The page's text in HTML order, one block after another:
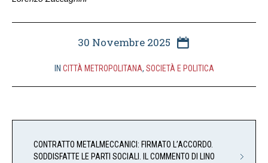
30 Novembre 2025
IN CITTÀ METROPOLITANA, SOCIETÀ E POLITICA
CONTRATTO METALMECCANICI: FIRMATO L’ACCORDO.
SODDISFATTE LE PARTI SOCIALI. IL COMMENTO DI LINO